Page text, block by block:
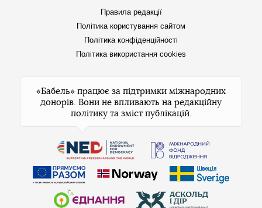
Правила редакції
Політика користування сайтом
Політика конфіденційності
Політика використання cookies
«Бабель» працює за підтримки міжнародних
донорів. Вони не впливають на редакційну
політику та зміст публікацій.